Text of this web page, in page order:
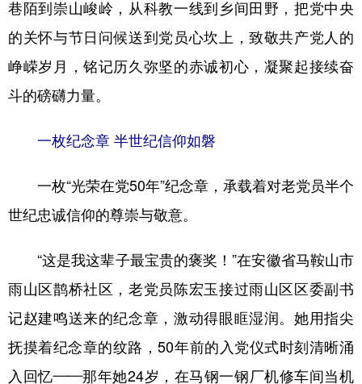
学术中国 乡村振兴 银龄 溯源中国
城市 旅游 能源 会展
彩票 娱乐 时尚 悦读
文化产业
山东 河南 湖北 湖南
广东 广西 海南 重庆
巷陌到崇山峻岭，从科教一线到乡间田野，把党中央
的关怀与节日问候送到党员心坎上，致敬共产党人的
峥嵘岁月，铭记历久弥坚的赤诚初心，凝聚起接续奋
斗的磅礴力量。
一枚纪念章 半世纪信仰如磐
一枚“光荣在党50年”纪念章，承载着对老党员半个
世纪忠诚信仰的尊崇与敬意。
“这是我这辈子最宝贵的褒奖！”在安徽省马鞍山市
雨山区鹊桥社区，老党员陈宏玉接过雨山区区委副书
记赵建鸣送来的纪念章，激动得眼眶湿润。她用指尖
抚摸着纪念章的纹路，50年前的入党仪式时刻清晰涌
入回忆——那年她24岁，在马钢一钢厂机修车间当机